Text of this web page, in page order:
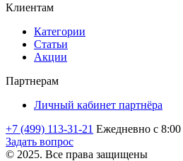
Клиентам
Категории
Статьи
Акции
Партнерам
Личный кабинет партнёра
+7 (499) 113-31-21 Ежедневно с 8:00
Задать вопрос
© 2025. Все права защищены